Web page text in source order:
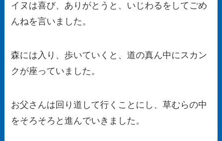
イヌは喜び、ありがとうと、いじわるをしてごめ
んねを言いました。
森には入り、歩いていくと、道の真ん中にスカン
クが座っていました。
お父さんは回り道して行くことにし、草むらの中
をそろそろと進んでいきました。